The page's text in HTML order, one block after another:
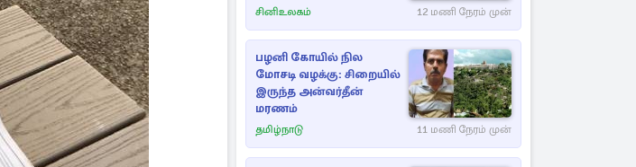
பாக்ஸ் ஆபிஸ்
சினிஉலகம் 12 மணி நேரம் முன்
பழனி கோயில் நில
மோசடி வழக்கு: சிறையில்
இருந்த அன்வர்தீன்
மரணம்
தமிழ்நாடு 11 மணி நேரம் முன்